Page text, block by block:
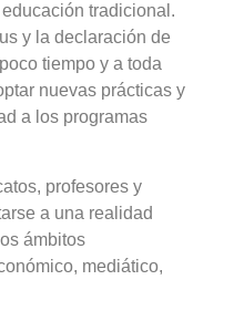
tradicional.
y la declaración de
tiempo y a toda
nuevas prácticas y
a los programas
profesores y
a una realidad
ámbitos
mediático,